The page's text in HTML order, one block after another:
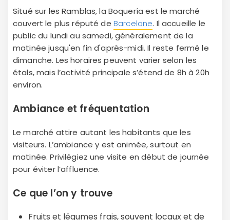
Situé sur les Ramblas, la Boquería est le marché
couvert le plus réputé de Barcelone. Il accueille le
public du lundi au samedi, généralement de la
matinée jusqu'en fin d'après-midi. Il reste fermé le
dimanche. Les horaires peuvent varier selon les
étals, mais l’activité principale s’étend de 8h à 20h
environ.
Ambiance et fréquentation
Le marché attire autant les habitants que les
visiteurs. L’ambiance y est animée, surtout en
matinée. Privilégiez une visite en début de journée
pour éviter l’affluence.
Ce que l’on y trouve
Fruits et légumes frais, souvent locaux et de